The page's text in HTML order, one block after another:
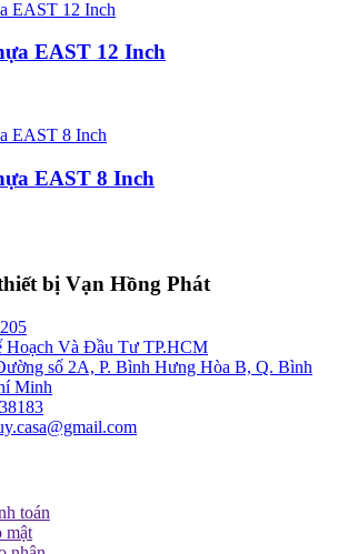
EAST 12 Inch
EAST 8 Inch
bị Vạn Hồng Phát
Hoạch Và Đầu Tư TP.HCM
số 2A, P. Bình Hưng Hòa B, Q. Bình
Minh
toán
mật